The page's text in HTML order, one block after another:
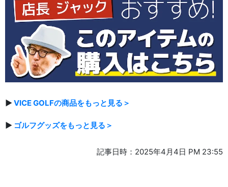
▶VICE GOLFの商品をもっと見る＞
▶ ゴルフグッズをもっと見る＞
記事日時：2025年4月4日 PM 23:55